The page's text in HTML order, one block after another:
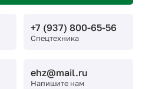
+7 (937) 800-65-56
Спецтехника
ehz@mail.ru
Напишите нам